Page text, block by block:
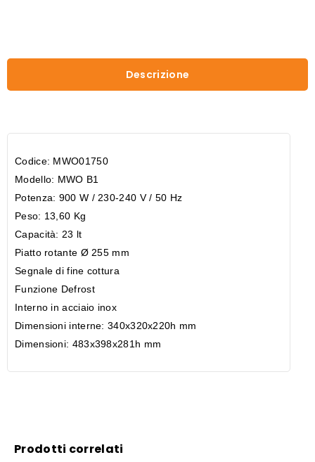
Descrizione
Codice: MWO01750
Modello: MWO B1
Potenza: 900 W / 230-240 V / 50 Hz
Peso: 13,60 Kg
Capacità: 23 lt
Piatto rotante Ø 255 mm
Segnale di fine cottura
Funzione Defrost
Interno in acciaio inox
Dimensioni interne: 340x320x220h mm
Dimensioni: 483x398x281h mm
Prodotti correlati